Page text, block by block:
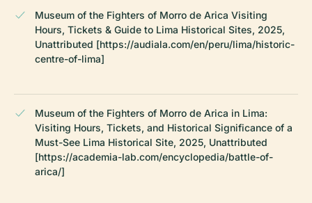
Museum of the Fighters of Morro de Arica Visiting
Hours, Tickets & Guide to Lima Historical Sites, 2025,
Unattributed [https://audiala.com/en/peru/lima/historic-
centre-of-lima]
Museum of the Fighters of Morro de Arica in Lima:
Visiting Hours, Tickets, and Historical Significance of a
Must-See Lima Historical Site, 2025, Unattributed
[https://academia-lab.com/encyclopedia/battle-of-
arica/]